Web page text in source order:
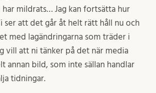
mildrats… Jag kan fortsätta hur
ser att det går åt helt rätt håll nu och
med lagändringarna som träder i
vill att ni tänker på det när media
annan bild, som inte sällan handlar
tidningar.